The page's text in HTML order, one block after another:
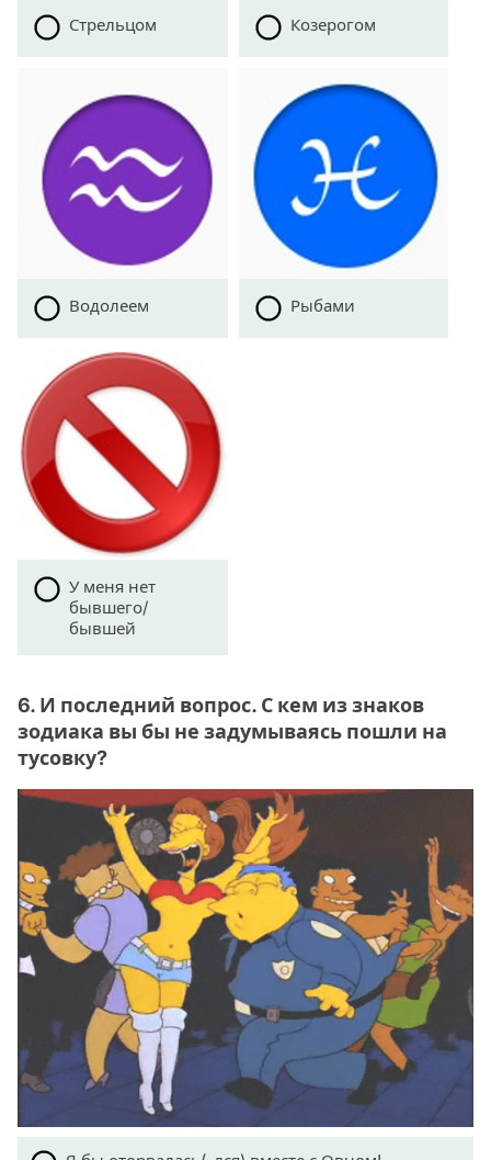
Стрельцом Козерогом
Водолеем Рыбами
У меня нет
бывшего/
бывшей
6. И последний вопрос. С кем из знаков
зодиака вы бы не задумываясь пошли на
тусовку?